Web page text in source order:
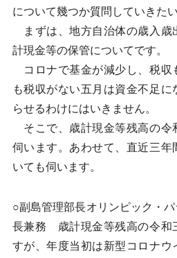
について幾つか質問していきた
まずは、地方自治体の歳入歳
計現金等の保管についてです。
コロナで基金が減少し、税収
も税収がない五月は資金不足
らせるわけにはいきません。
そこで、歳計現金等残高の令
伺います。あわせて、直近三年
いても伺います。
○副島管理部長オリンピック・
長兼務 歳計現金等残高の令和
すが、年度当初は新型コロナウ